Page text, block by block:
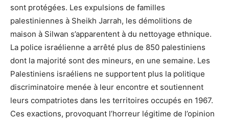
sont protégées. Les expulsions de familles
palestiniennes à Sheikh Jarrah, les démolitions de
maison à Silwan s’apparentent à du nettoyage ethnique.
La police israélienne a arrêté plus de 850 palestiniens
dont la majorité sont des mineurs, en une semaine. Les
Palestiniens israéliens ne supportent plus la politique
discriminatoire menée à leur encontre et soutiennent
leurs compatriotes dans les territoires occupés en 1967.
Ces exactions, provoquant l’horreur légitime de l’opinion